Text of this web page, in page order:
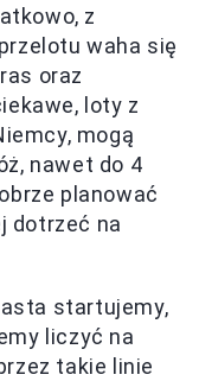
z
waha się
oraz
loty z
mogą
nawet do 4
planować
dotrzeć na
startujemy,
liczyć na
takie linie